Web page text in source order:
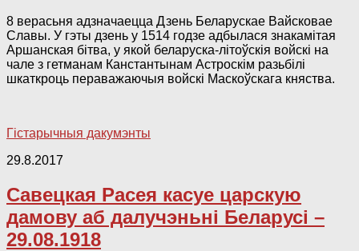
8 верасьня адзначаецца Дзень Беларускае Вайсковае
Славы. У гэты дзень у 1514 годзе адбылася знакамітая
Аршанская бітва, у якой беларуска-літоўскія войскі на
чале з гетманам Канстантынам Астроскім разьбілі
шкаткроць пераважаючыя войскі Маскоўскага княства.
Гістарычныя дакумэнты
29.8.2017
Савецкая Расея касуе царскую
дамову аб далучэньні Беларусі –
29.08.1918